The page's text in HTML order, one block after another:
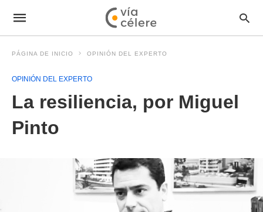
PÁGINA DE INICIO OPINIÓN DEL EXPERTO
OPINIÓN DEL EXPERTO
La resiliencia, por Miguel
Pinto